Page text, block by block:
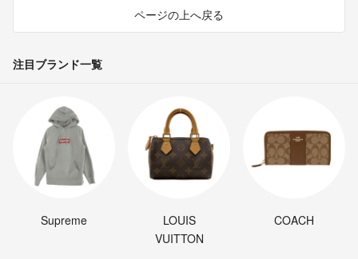
ページの上へ戻る
注目ブランド一覧
Supreme
LOUIS
VUITTON
COACH